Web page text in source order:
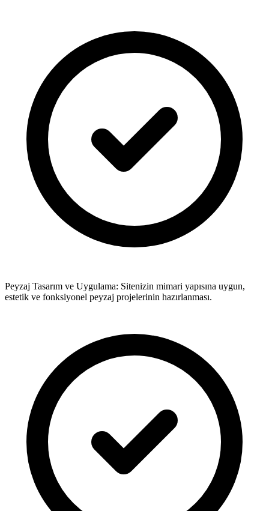
Peyzaj Tasarım ve Uygulama: Sitenizin mimari yapısına uygun,
estetik ve fonksiyonel peyzaj projelerinin hazırlanması.